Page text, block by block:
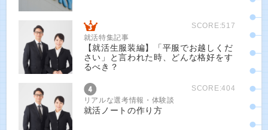
SCORE:517
就活特集記事
【就活生服装編】「平服でお越しくだ
さい」と言われた時、どんな格好をす
るべき？
SCORE:404
リアルな選考情報・体験談
就活ノートの作り方